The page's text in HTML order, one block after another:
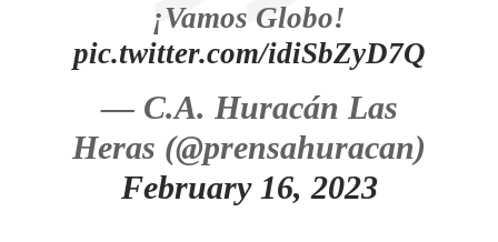
¡Vamos Globo!
pic.twitter.com/idiSbZyD7Q
— C.A. Huracán Las
Heras (@prensahuracan)
February 16, 2023